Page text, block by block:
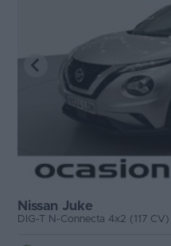
Nissan Juke
DIG-T N-Connecta 4x2 (117 CV)